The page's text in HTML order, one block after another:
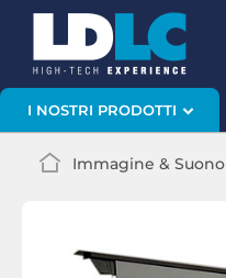
I NOSTRI PRODOTTI
Immagine & Suono